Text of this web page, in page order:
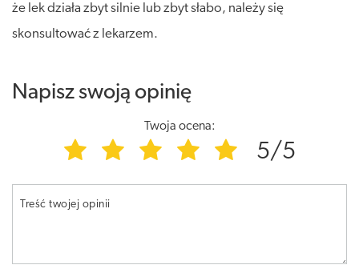
że lek działa zbyt silnie lub zbyt słabo, należy się
skonsultować z lekarzem.
Napisz swoją opinię
Twoja ocena:
5/5
Treść twojej opinii